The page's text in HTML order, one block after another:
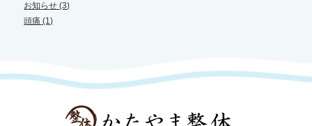
お知らせ (3)
頭痛 (1)